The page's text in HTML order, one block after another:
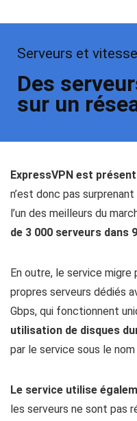
Serveurs et
Des
sur un
ExpressVPN est
n’est donc pas
l’un des meilleurs du
de 3 000 serveurs dans
En outre, le service
propres serveurs dédiés
Gbps, qui fonctionnent
utilisation de disques
par le service sous le nom
Le service utilise
les serveurs ne sont pas